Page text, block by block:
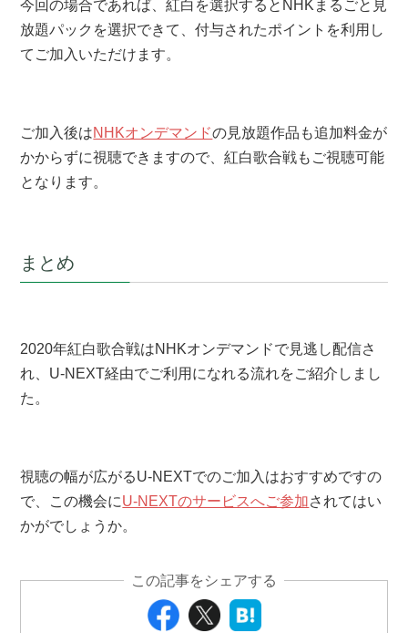
今回の場合であれば、紅白を選択するとNHKまるごと見
放題パックを選択できて、付与されたポイントを利用し
てご加入いただけます。
ご加入後はNHKオンデマンドの見放題作品も追加料金が
かからずに視聴できますので、紅白歌合戦もご視聴可能
となります。
まとめ
2020年紅白歌合戦はNHKオンデマンドで見逃し配信さ
れ、U-NEXT経由でご利用になれる流れをご紹介しまし
た。
視聴の幅が広がるU-NEXTでのご加入はおすすめですの
で、この機会にU-NEXTのサービスへご参加されてはい
かがでしょうか。
この記事をシェアする